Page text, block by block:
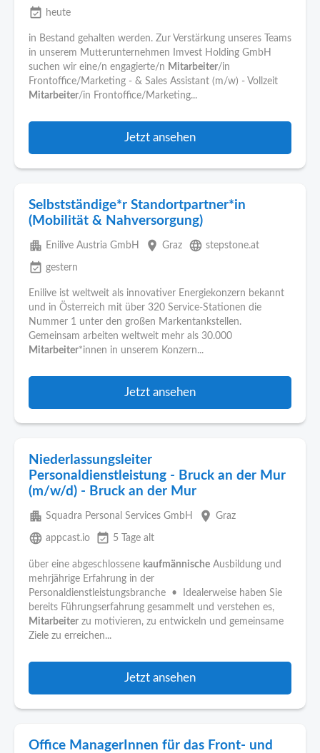
event_available heute
in Bestand gehalten werden. Zur Verstärkung unseres Teams
in unserem Mutterunternehmen Imvest Holding GmbH
suchen wir eine/n engagierte/n Mitarbeiter/in
Frontoffice/Marketing - & Sales Assistant (m/w) - Vollzeit
Mitarbeiter/in Frontoffice/Marketing...
Jetzt ansehen
Selbstständige*r Standortpartner*in
(Mobilität & Nahversorgung)
apartment Enilive Austria GmbH place Graz language stepstone.at
event_available gestern
Enilive ist weltweit als innovativer Energiekonzern bekannt
und in Österreich mit über 320 Service-Stationen die
Nummer 1 unter den großen Markentankstellen.
Gemeinsam arbeiten weltweit mehr als 30.000
Mitarbeiter*innen in unserem Konzern...
Jetzt ansehen
Niederlassungsleiter
Personaldienstleistung - Bruck an der Mur
(m/w/d) - Bruck an der Mur
apartment Squadra Personal Services GmbH place Graz
language appcast.io event_available 5 Tage alt
über eine abgeschlossene kaufmännische Ausbildung und
mehrjährige Erfahrung in der
Personaldienstleistungsbranche • Idealerweise haben Sie
bereits Führungserfahrung gesammelt und verstehen es,
Mitarbeiter zu motivieren, zu entwickeln und gemeinsame
Ziele zu erreichen...
Jetzt ansehen
Office ManagerInnen für das Front- und